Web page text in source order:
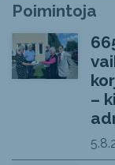
Poimintoja
–